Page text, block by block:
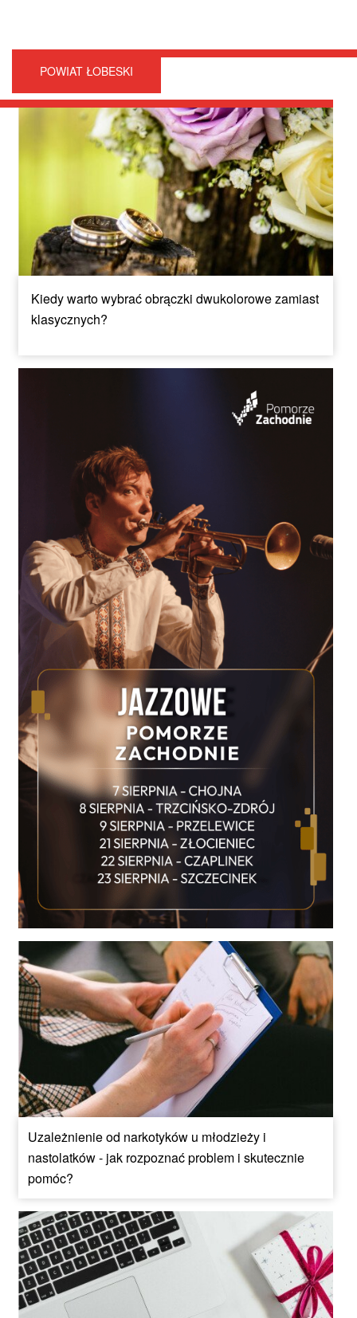
POWIAT ŁOBESKI
Kiedy warto wybrać obrączki dwukolorowe zamiast
klasycznych?
Uzależnienie od narkotyków u młodzieży i
nastolatków - jak rozpoznać problem i skutecznie
pomóc?